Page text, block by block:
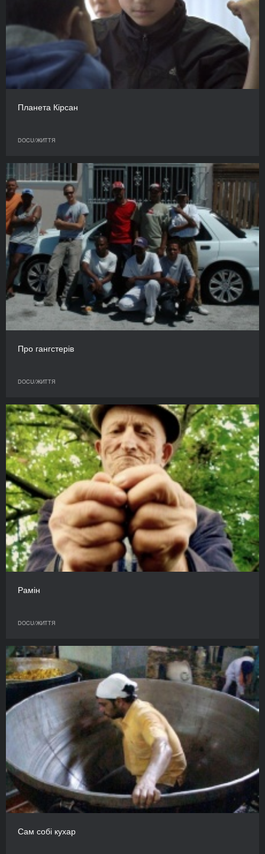
Планета Кірсан
DOCU/ЖИТТЯ
Про гангстерів
DOCU/ЖИТТЯ
Рамін
DOCU/ЖИТТЯ
Сам собі кухар